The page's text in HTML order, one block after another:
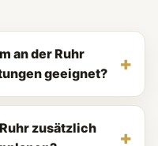
an der Ruhr
geeignet?
zusätzlich